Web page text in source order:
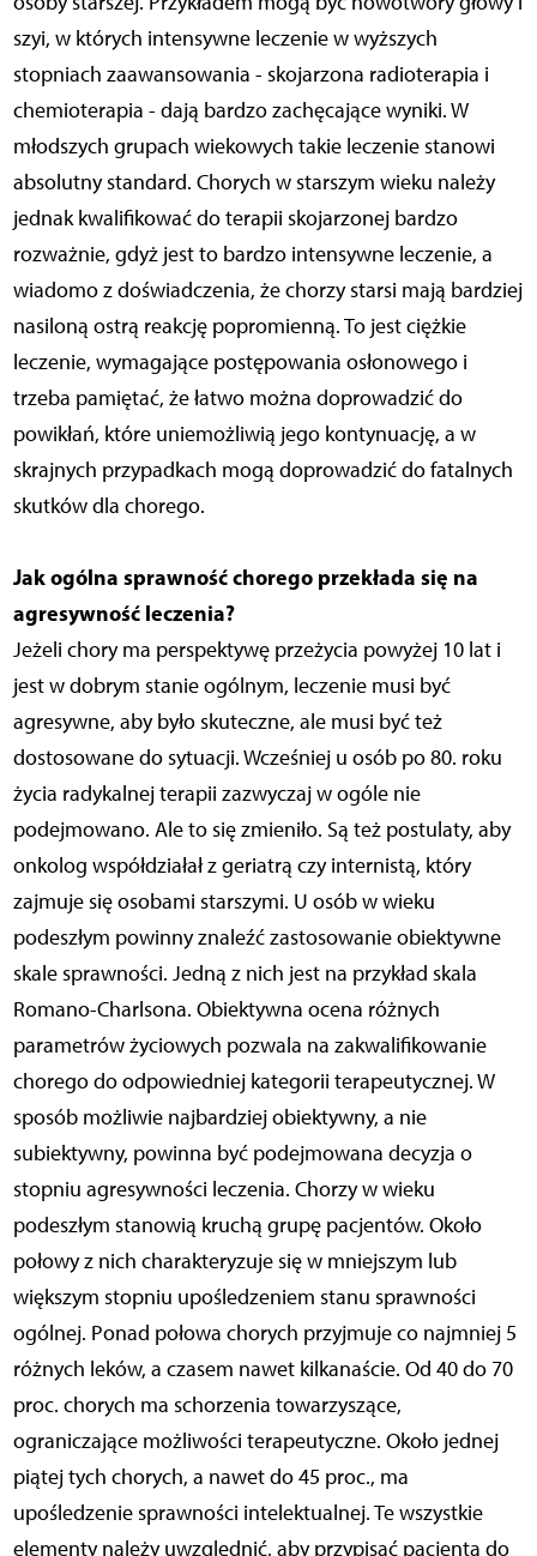
szyi, w których intensywne leczenie w wyższych
stopniach zaawansowania - skojarzona radioterapia i
chemioterapia - dają bardzo zachęcające wyniki. W
młodszych grupach wiekowych takie leczenie stanowi
absolutny standard. Chorych w starszym wieku należy
jednak kwalifikować do terapii skojarzonej bardzo
rozważnie, gdyż jest to bardzo intensywne leczenie, a
wiadomo z doświadczenia, że chorzy starsi mają bardziej
nasiloną ostrą reakcję popromienną. To jest ciężkie
leczenie, wymagające postępowania osłonowego i
trzeba pamiętać, że łatwo można doprowadzić do
powikłań, które uniemożliwią jego kontynuację, a w
skrajnych przypadkach mogą doprowadzić do fatalnych
skutków dla chorego.
Jak ogólna sprawność chorego przekłada się na
agresywność leczenia?
Jeżeli chory ma perspektywę przeżycia powyżej 10 lat i
jest w dobrym stanie ogólnym, leczenie musi być
agresywne, aby było skuteczne, ale musi być też
dostosowane do sytuacji. Wcześniej u osób po 80. roku
życia radykalnej terapii zazwyczaj w ogóle nie
podejmowano. Ale to się zmieniło. Są też postulaty, aby
onkolog współdziałał z geriatrą czy internistą, który
zajmuje się osobami starszymi. U osób w wieku
podeszłym powinny znaleźć zastosowanie obiektywne
skale sprawności. Jedną z nich jest na przykład skala
Romano-Charlsona. Obiektywna ocena różnych
parametrów życiowych pozwala na zakwalifikowanie
chorego do odpowiedniej kategorii terapeutycznej. W
sposób możliwie najbardziej obiektywny, a nie
subiektywny, powinna być podejmowana decyzja o
stopniu agresywności leczenia. Chorzy w wieku
podeszłym stanowią kruchą grupę pacjentów. Około
połowy z nich charakteryzuje się w mniejszym lub
większym stopniu upośledzeniem stanu sprawności
ogólnej. Ponad połowa chorych przyjmuje co najmniej 5
różnych leków, a czasem nawet kilkanaście. Od 40 do 70
proc. chorych ma schorzenia towarzyszące,
ograniczające możliwości terapeutyczne. Około jednej
piątej tych chorych, a nawet do 45 proc., ma
upośledzenie sprawności intelektualnej. Te wszystkie
elementy należy uwzględnić, aby przypisać pacjenta do